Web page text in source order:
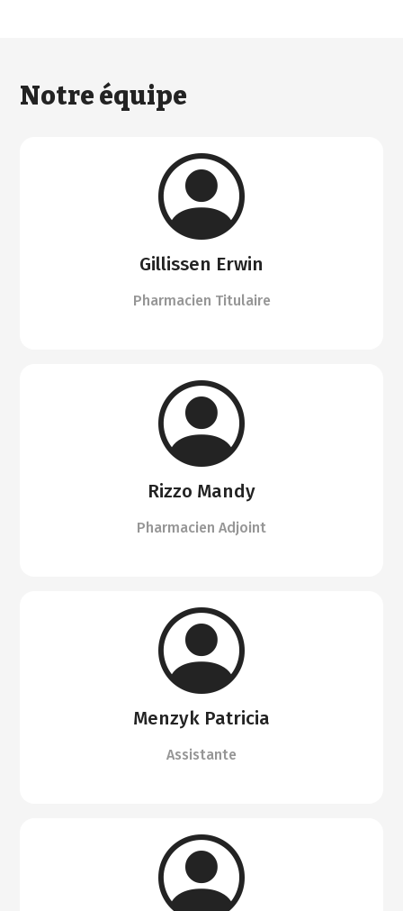
Notre équipe
Gillissen Erwin
Pharmacien Titulaire
Rizzo Mandy
Pharmacien Adjoint
Menzyk Patricia
Assistante